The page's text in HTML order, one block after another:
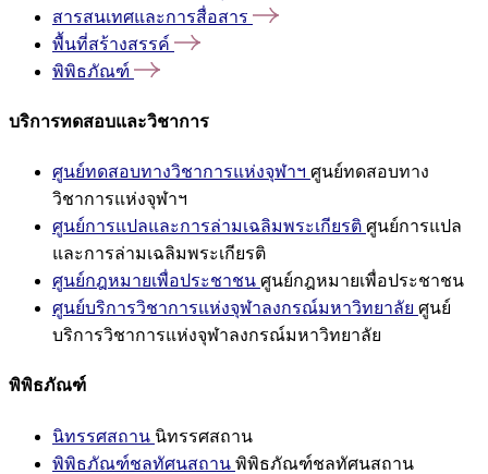
สารสนเทศและการสื่อสาร
พื้นที่สร้างสรรค์
พิพิธภัณฑ์
บริการทดสอบและวิชาการ
ศูนย์ทดสอบทางวิชาการแห่งจุฬาฯ ศูนย์ทดสอบทาง
วิชาการแห่งจุฬาฯ
ศูนย์การแปลและการล่ามเฉลิมพระเกียรติ ศูนย์การแปล
และการล่ามเฉลิมพระเกียรติ
ศูนย์กฎหมายเพื่อประชาชน ศูนย์กฎหมายเพื่อประชาชน
ศูนย์บริการวิชาการแห่งจุฬาลงกรณ์มหาวิทยาลัย ศูนย์
บริการวิชาการแห่งจุฬาลงกรณ์มหาวิทยาลัย
พิพิธภัณฑ์
นิทรรศสถาน นิทรรศสถาน
พิพิธภัณฑ์ชลทัศนสถาน พิพิธภัณฑ์ชลทัศนสถาน